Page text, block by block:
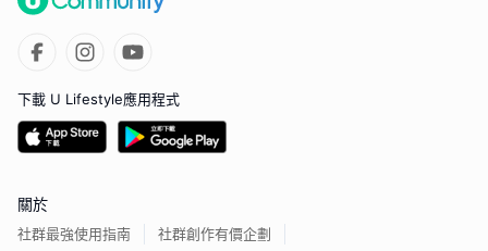
下載 U Lifestyle應用程式
關於
社群最強使用指南 社群創作有價企劃